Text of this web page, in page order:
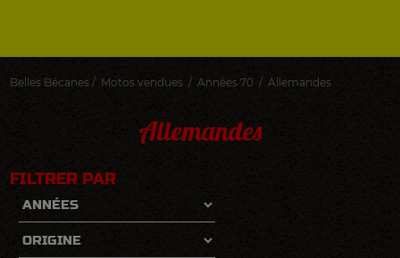
Belles Bécanes / Motos vendues /Années 70 /Allemandes
Allemandes
FILTRER PAR